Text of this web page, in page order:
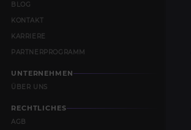
BLOG
KONTAKT
KARRIERE
PARTNERPROGRAMM
UNTERNEHMEN
ÜBER UNS
RECHTLICHES
AGB